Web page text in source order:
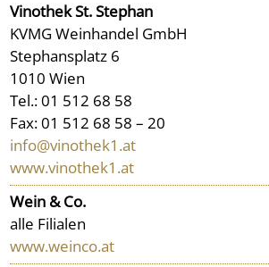
Vinothek St. Stephan
KVMG Weinhandel GmbH
Stephansplatz 6
1010 Wien
Tel.: 01 512 68 58
Fax: 01 512 68 58 – 20
info@vinothek1.at
www.vinothek1.at
Wein & Co.
alle Filialen
www.weinco.at